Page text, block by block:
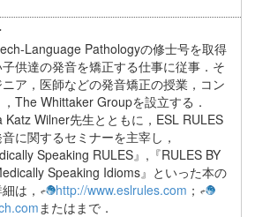
Language Pathologyの修士号を取得
供達の発音を矯正する仕事に従事．そ
ア，医師などの発音矯正の授業，コン
The Whittaker Groupを設立する．
Katz Wilner先生とともに，ESL RULES
に関するセミナーを主宰し，
Speaking RULES』,『RULES BY
Speaking Idioms』といった本の
は，
http://www.eslrules.com ；
または まで．